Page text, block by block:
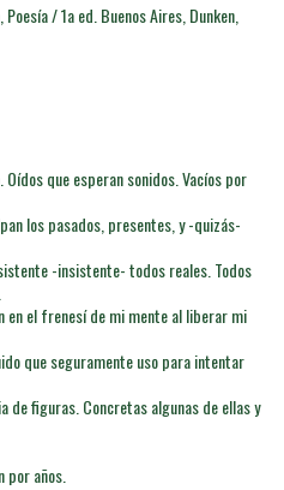
/ 1a ed. Buenos Aires, Dunken,
que esperan sonidos. Vacíos por
los pasados, presentes, y -quizás-
-insistente- todos reales. Todos
en el frenesí de mi mente al liberar mi
que seguramente uso para intentar
de figuras. Concretas algunas de ellas y
por años.